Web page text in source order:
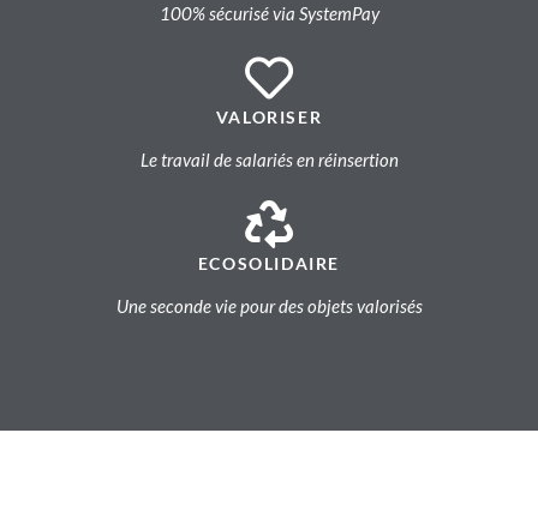
100% sécurisé via SystemPay
VALORISER
Le travail de salariés en réinsertion
ECOSOLIDAIRE
Une seconde vie pour des objets valorisés